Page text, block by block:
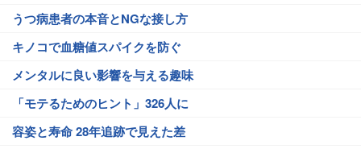
うつ病患者の本音とNGな接し方
キノコで血糖値スパイクを防ぐ
メンタルに良い影響を与える趣味
「モテるためのヒント」326人に
容姿と寿命 28年追跡で見えた差